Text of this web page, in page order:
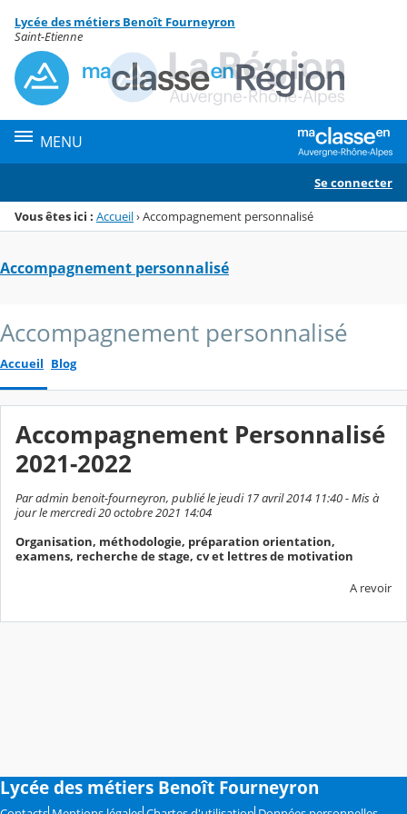
Menu de la rubrique
Contenu
Lycée des métiers Benoît Fourneyron
Saint-Etienne
MENU
Se connecter
Vous êtes ici : Accueil›Accompagnement personnalisé
Accompagnement personnalisé
Accompagnement personnalisé
Accueil Blog
Accompagnement Personnalisé
2021-2022
Par admin benoit-fourneyron, publié le jeudi 17 avril 2014 11:40 - Mis à
jour le mercredi 20 octobre 2021 14:04
Organisation, méthodologie, préparation orientation,
examens, recherche de stage, cv et lettres de motivation
A revoir
Lycée des métiers Benoît Fourneyron